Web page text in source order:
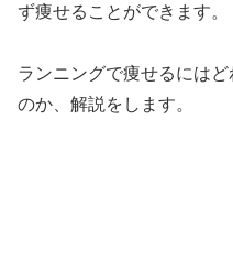
ず痩せることができます。
ランニングで痩せるには
のか、解説をします。